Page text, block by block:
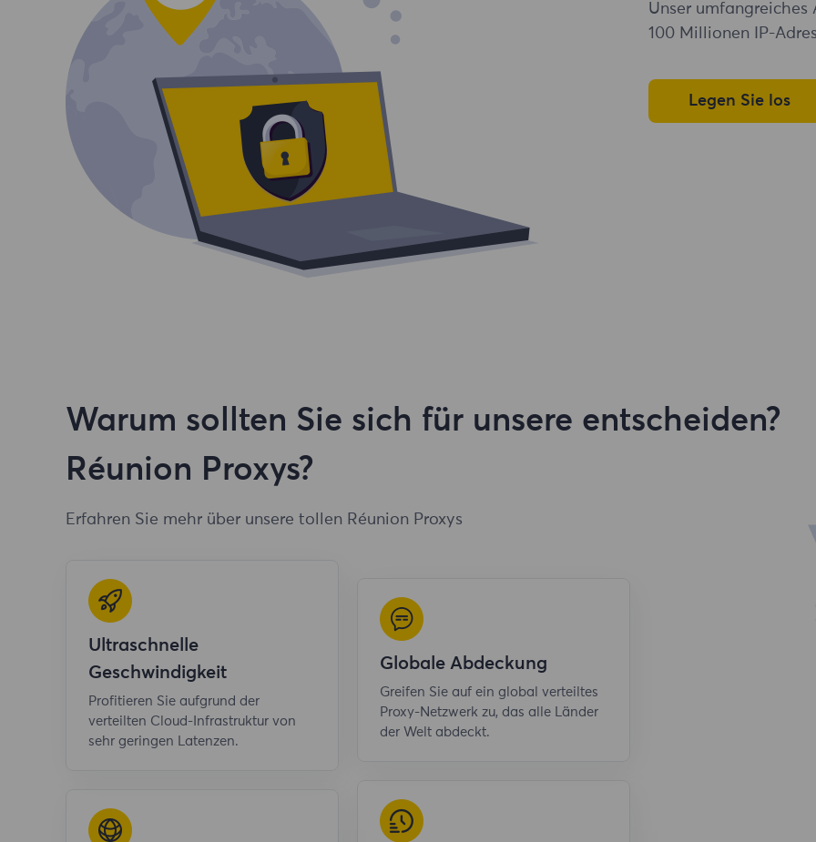
Unser
100 Millionen IP-
Legen Sie los
Warum sollten Sie sich für unsere entscheiden?
Réunion Proxys?
Erfahren Sie mehr über unsere tollen Réunion Proxys
Ultraschnelle
Geschwindigkeit
Profitieren Sie aufgrund der
verteilten Cloud-Infrastruktur von
sehr geringen Latenzen.
Globale Abdeckung
Greifen Sie auf ein global verteiltes
Proxy-Netzwerk zu, das alle Länder
der Welt abdeckt.